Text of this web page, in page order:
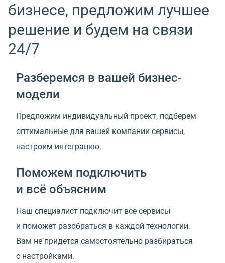
бизнесе, предложим лучшее
решение и будем на связи
24/7
Разберемся в вашей бизнес-
модели
Предложим индивидуальный проект, подберем
оптимальные для вашей компании сервисы,
настроим интеграцию.
Поможем подключить
и всё объясним
Наш специалист подключит все сервисы
и поможет разобраться в каждой технологии.
Вам не придется самостоятельно разбираться
с настройками.